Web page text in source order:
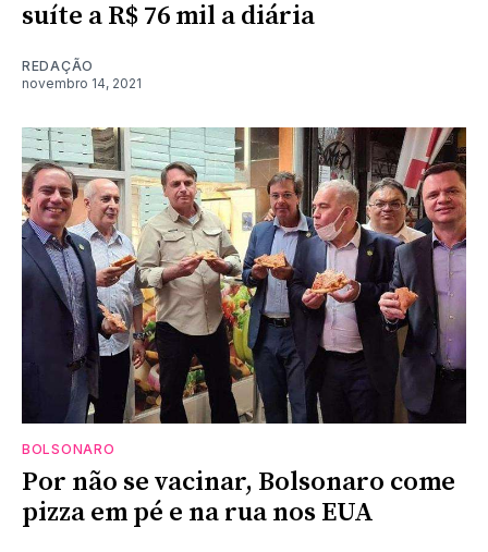
suíte a R$ 76 mil a diária
REDAÇÃO
novembro 14, 2021
BOLSONARO
Por não se vacinar, Bolsonaro come
pizza em pé e na rua nos EUA